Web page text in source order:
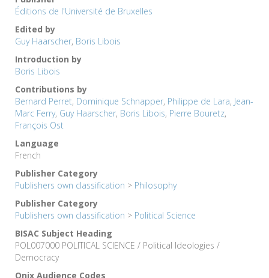
Éditions de l'Université de Bruxelles
Edited by
Guy Haarscher, Boris Libois
Introduction by
Boris Libois
Contributions by
Bernard Perret, Dominique Schnapper, Philippe de Lara, Jean-
Marc Ferry, Guy Haarscher, Boris Libois, Pierre Bouretz,
François Ost
Language
French
Publisher Category
Publishers own classification > Philosophy
Publisher Category
Publishers own classification > Political Science
BISAC Subject Heading
POL007000 POLITICAL SCIENCE / Political Ideologies /
Democracy
Onix Audience Codes